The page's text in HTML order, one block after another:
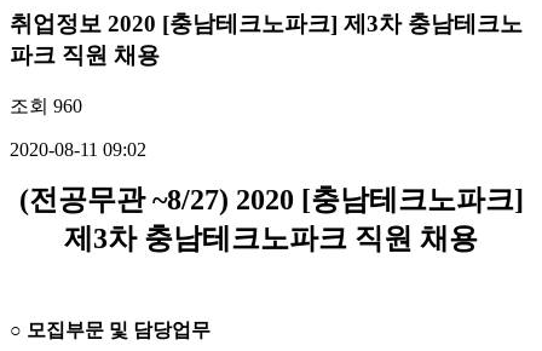
취업정보 2020 [충남테크노파크] 제3차 충남테크노
파크 직원 채용
조회 960
2020-08-11 09:02
(전공무관~8/27) 2020 [충남테크노파크]
제 3차 충남테크노파크 직원 채용
○ 모집부문 및 담당업무